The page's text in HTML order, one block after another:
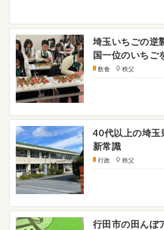
埼玉いちごの逆
国一位のいちご
飲食 秩父
40代以上の埼玉
新常識
行政 秩父
行田市の田んぼ